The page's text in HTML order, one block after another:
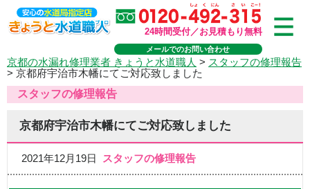
24時間受付／お見積もり無料
メールでのお問い合わせ
京都の水漏れ修理業者 きょうと水道職人 > スタッフの修理報告
> 京都府宇治市木幡にてご対応致しました
スタッフの修理報告
京都府宇治市木幡にてご対応致しました
2021年12月19日 スタッフの修理報告